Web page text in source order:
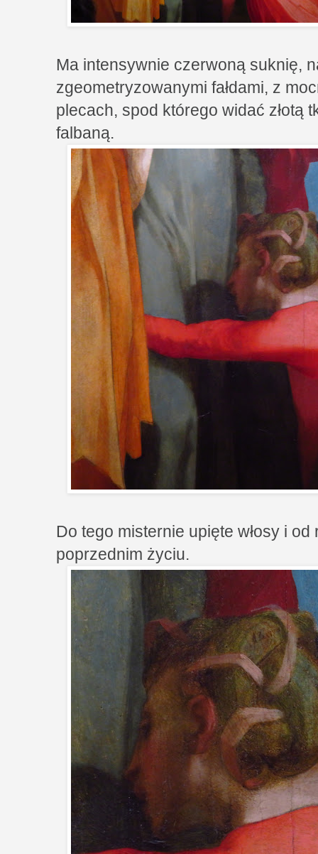
Ma intensywnie czerwoną suknię,
zgeometryzowanymi fałdami, z
plecach, spod którego widać złotą
falbaną.
Do tego misternie upięte włosy i
poprzednim życiu.